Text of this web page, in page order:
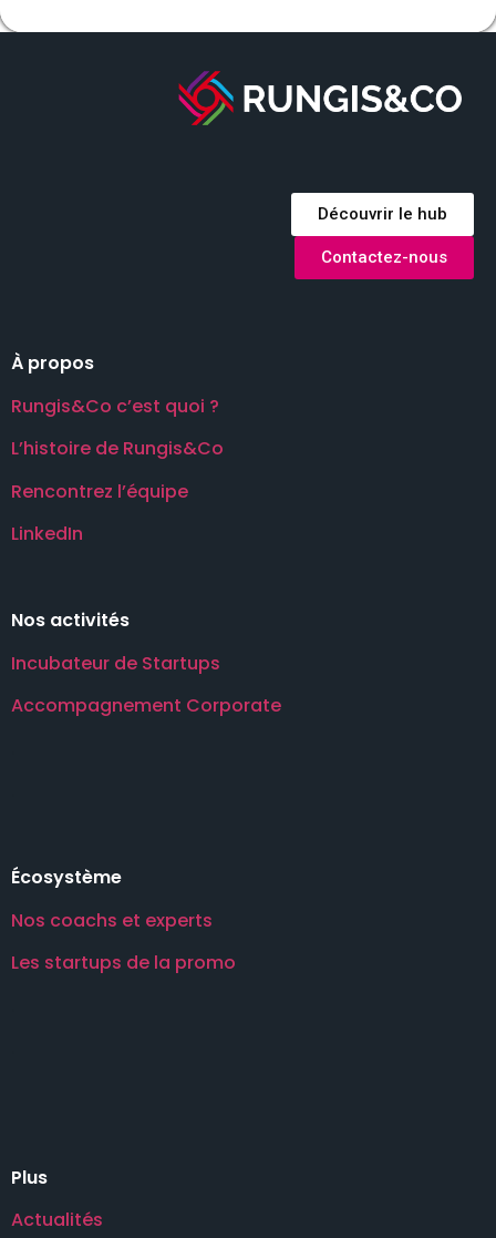
Découvrir le hub
Contactez-nous
À propos
Rungis&Co c’est quoi ?
L’histoire de Rungis&Co
Rencontrez l’équipe
LinkedIn
Nos activités
Incubateur de Startups
Accompagnement Corporate
Écosystème
Nos coachs et experts
Les startups de la promo
Plus
Actualités